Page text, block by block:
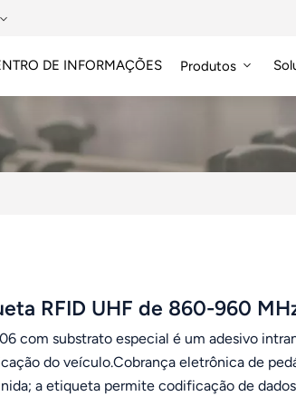
DE INFORMAÇÕES Produtos
RFID UHF de 860-960
com substrato especial é um adesivo
do veículo.Cobrança eletrônica de
a etiqueta permite codificação de